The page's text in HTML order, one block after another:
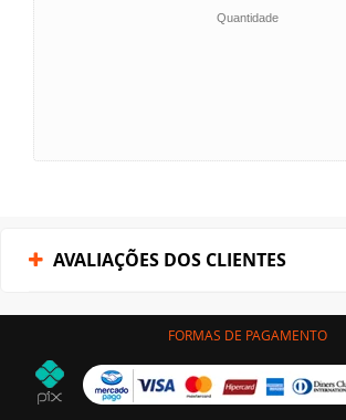
Quantidade
AVALIAÇÕES DOS CLIENTES
FORMAS DE PAGAMENTO